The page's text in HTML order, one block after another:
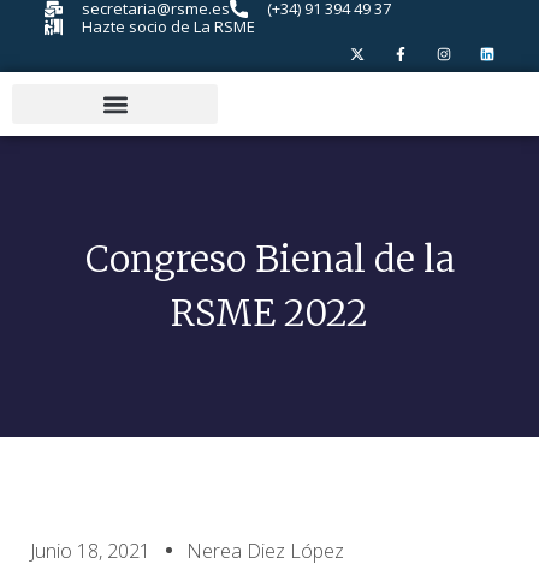
secretaria@rsme.es
(+34) 91 394 49 37
Hazte socio de La RSME
Congreso Bienal de la
RSME 2022
Junio 18, 2021 Nerea Diez López